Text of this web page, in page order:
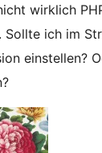
wirklich
ich im
einstellen?